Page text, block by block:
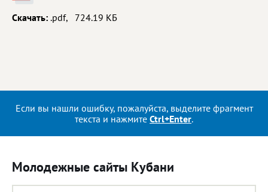
Скачать: .pdf, 724.19 КБ
Если вы нашли ошибку, пожалуйста, выделите фрагмент
текста и нажмите Ctrl+Enter.
Молодежные сайты Кубани